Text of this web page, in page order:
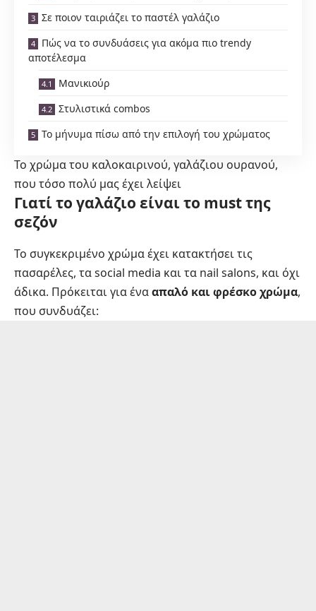
Σε ποιον ταιριάζει το παστέλ γαλάζιο
Πώς να το συνδυάσεις για ακόμα πιο trendy
αποτέλεσμα
Μανικιούρ
Στυλιστικά combos
Το μήνυμα πίσω από την επιλογή του χρώματος
Το χρώμα του καλοκαιρινού, γαλάζιου ουρανού,
που τόσο πολύ μας έχει λείψει
Γιατί το γαλάζιο είναι το must της
σεζόν
Το συγκεκριμένο χρώμα έχει κατακτήσει τις
πασαρέλες, τα social media και τα nail salons, και όχι
άδικα. Πρόκειται για ένααπαλό και φρέσκο χρώμα,
που συνδυάζει: